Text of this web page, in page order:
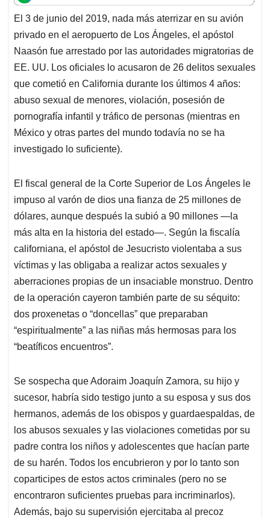
t
s
A
p
p
e
b
o
o
k
k
e
d
I
n
i
l
e
a
d
s
El 3 de junio del 2019, nada más aterrizar en su avión
privado en el aeropuerto de Los Ángeles, el apóstol
Naasón fue arrestado por las autoridades migratorias de
EE. UU. Los oficiales lo acusaron de 26 delitos sexuales
que cometió en California durante los últimos 4 años:
abuso sexual de menores, violación, posesión de
pornografía infantil y tráfico de personas (mientras en
México y otras partes del mundo todavía no se ha
investigado lo suficiente).
El fiscal general de la Corte Superior de Los Ángeles le
impuso al varón de dios una fianza de 25 millones de
dólares, aunque después la subió a 90 millones —la
más alta en la historia del estado—. Según la fiscalía
californiana, el apóstol de Jesucristo violentaba a sus
víctimas y las obligaba a realizar actos sexuales y
aberraciones propias de un insaciable monstruo. Dentro
de la operación cayeron también parte de su séquito:
dos proxenetas o “doncellas” que preparaban
“espiritualmente” a las niñas más hermosas para los
“beatíficos encuentros”.
Se sospecha que Adoraim Joaquín Zamora, su hijo y
sucesor, habría sido testigo junto a su esposa y sus dos
hermanos, además de los obispos y guardaespaldas, de
los abusos sexuales y las violaciones cometidas por su
padre contra los niños y adolescentes que hacían parte
de su harén. Todos los encubrieron y por lo tanto son
coparticipes de estos actos criminales (pero no se
encontraron suficientes pruebas para incriminarlos).
Además, bajo su supervisión ejercitaba al precoz